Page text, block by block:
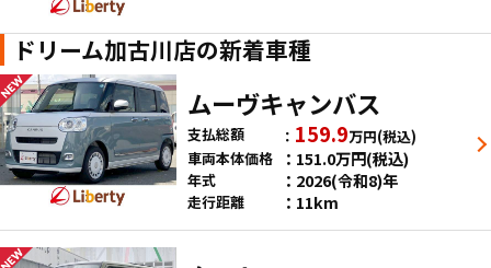
ドリーム加古川店の新着車種
ムーヴキャンバス
支払総額 159.9万円(税込)
車両本体価格
151.0万円(税込)
年式 2026(令和8)年
走行距離 11km